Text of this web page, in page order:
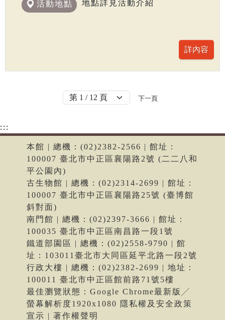
活動地點
地點詳見活動介紹
下一頁
:::
本館 | 總機：(02)2382-2566 | 館址：
100007 臺北市中正區襄陽路2號 (二二八和
平公園內)
古生物館 | 總機：(02)2314-2699 | 館址：
100007 臺北市中正區襄陽路25號 (臺博館
斜對面)
南門館 | 總機：(02)2397-3666 | 館址：
100035 臺北市中正區南昌路一段1號
鐵道部園區 | 總機：(02)2558-9790 | 館
址：103011臺北市大同區延平北路一段2號
行政大樓 | 總機：(02)2382-2699 | 地址：
100011 臺北市中正區館前路71號5樓
最佳瀏覽狀態：Google Chrome最新版╱
螢幕解析度1920x1080 隱私權及安全政策
宣示 | 著作權聲明